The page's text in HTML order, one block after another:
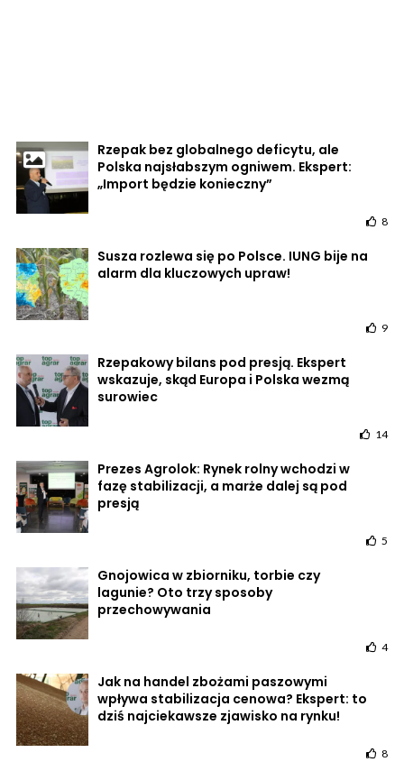
Rzepak bez globalnego deficytu, ale
Polska najsłabszym ogniwem. Ekspert:
„Import będzie konieczny”
8
Susza rozlewa się po Polsce. IUNG bije na
alarm dla kluczowych upraw!
9
Rzepakowy bilans pod presją. Ekspert
wskazuje, skąd Europa i Polska wezmą
surowiec
14
Prezes Agrolok: Rynek rolny wchodzi w
fazę stabilizacji, a marże dalej są pod
presją
5
Gnojowica w zbiorniku, torbie czy
lagunie? Oto trzy sposoby
przechowywania
4
Jak na handel zbożami paszowymi
wpływa stabilizacja cenowa? Ekspert: to
dziś najciekawsze zjawisko na rynku!
8